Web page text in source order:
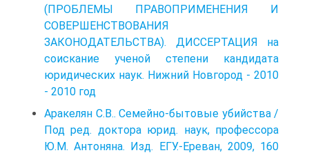
(ПРОБЛЕМЫ ПРАВОПРИМЕНЕНИЯ И
СОВЕРШЕНСТВОВАНИЯ
ЗАКОНОДАТЕЛЬСТВА). ДИССЕРТАЦИЯ на
соискание ученой степени кандидата
юридических наук. Нижний Новгород - 2010
- 2010 год
Аракелян С.В.. Семейно-бытовые убийства /
Под ред. доктора юрид. наук, профессора
Ю.М. Антоняна. Изд. ЕГУ.-Ереван, 2009, 160